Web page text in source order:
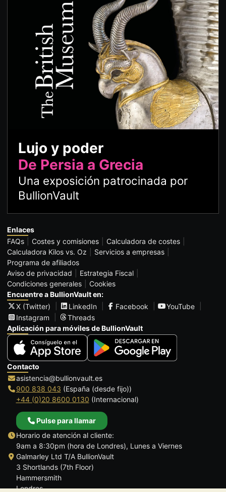
Lujo y poder
De Persia a Grecia
Una exposición patrocinada por
BullionVault
Enlaces
FAQs
Costes y comisiones
Calculadora de costes
Calculadora Kilos vs. Oz
Servicios a empresas
Programa de afiliados
Aviso de privacidad
Estrategia Fiscal
Condiciones generales
Cookies
Encuentre a BullionVault en:
X (Twitter)
LinkedIn Facebook
YouTube
Instagram
Threads
Aplicación para móviles de BullionVault
Contacto
asistencia@bullionvault.es
900 838 043 (España (desde fijo))
+44 (0)20 8600 0130 (Internacional)
Pulse para llamar
Horario de atención al cliente:
9am a 8:30pm (hora de Londres), Lunes a Viernes
Galmarley Ltd T/A BullionVault
3 Shortlands (7th Floor)
Hammersmith
Londres